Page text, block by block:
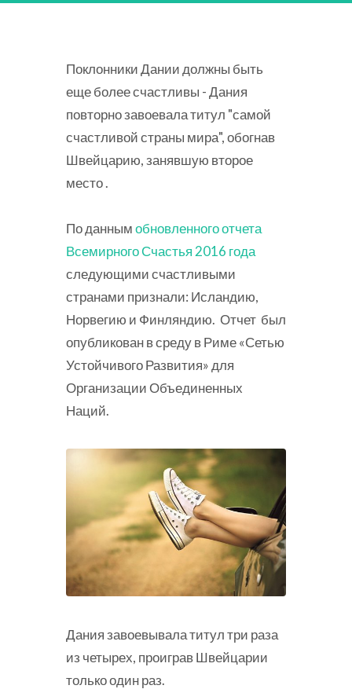
Поклонники Дании должны быть
еще более счастливы - Дания
повторно завоевала титул "самой
счастливой страны мира", обогнав
Швейцарию, занявшую второе
место .
По даннымобновленного отчета
Всемирного Счастья 2016 года
следующими счастливыми
странами признали: Исландию,
Норвегию и Финляндию. Отчет был
опубликован в среду в Риме «Сетью
Устойчивого Развития» для
Организации Объединенных
Наций.
Дания завоевывала титул три раза
из четырех, проиграв Швейцарии
только один раз.